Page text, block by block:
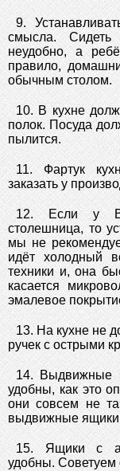
9.
смысла. Сидеть
неудобно, а
правило,
обычным столом.
10. В кухне
полок. Посуда
пылится.
11. Фартук
заказать у
12. Если у
столешница, то
мы не
идёт холодный
техники и, она
касается
эмалевое
13. На кухне не
ручек с острыми
14. Выдвижные
удобны, как это
они совсем не
выдвижные ящики
15. Ящики с
удобны. Советуем